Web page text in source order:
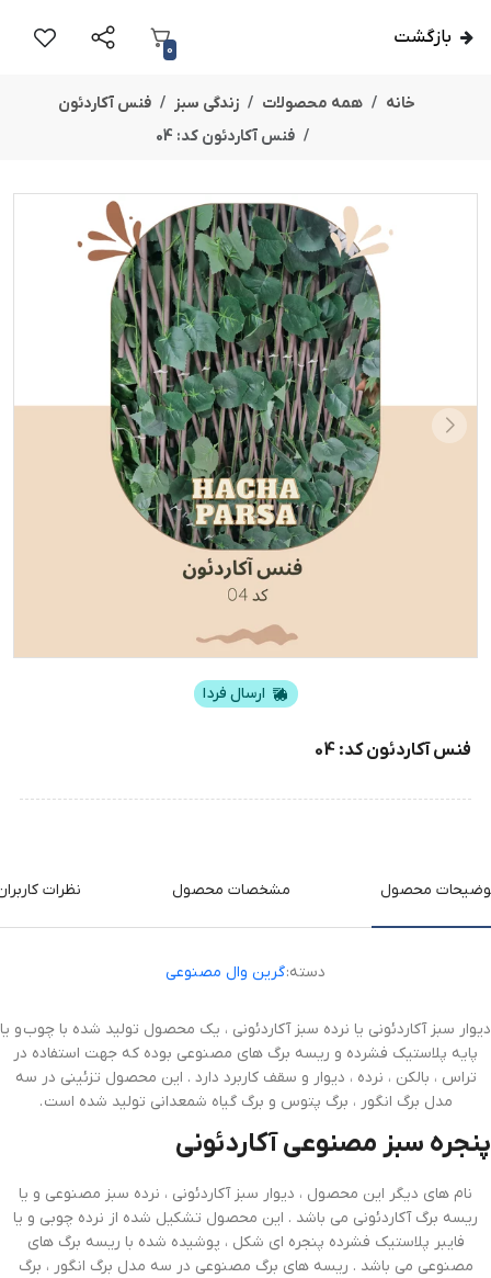
بازگشت
0
خانه همه محصولات زندگی سبز
فنس آکاردئون
فنس آکاردئون کد: 04
ارسال فردا
فنس آکاردئون کد: 04
محصول مشخصات محصول نظرات
دسته:گرین وال مصنوعی
دیوار سبز آکاردئونی یا نرده سبز آکاردئونی ، یک محصول تولید شده با چوب و یا
پایه پلاستیک فشرده و ریسه برگ های مصنوعی بوده که جهت استفاده در
تراس ، بالکن ، نرده ، دیوار و سقف کاربرد دارد . این محصول تزئینی در سه
مدل برگ انگور ، برگ پتوس و برگ گیاه شمعدانی تولید شده است .
پنجره سبز مصنوعی آکاردئونی
نام های دیگر این محصول ، دیوار سبز آکاردئونی ، نرده سبز مصنوعی و یا
ریسه برگ آکاردئونی می باشد . این محصول تشکیل شده از نرده چوبی و یا
فایبر پلاستیک فشرده پنجره ای شکل ، پوشیده شده با ریسه برگ های
مصنوعی می باشد . ریسه های برگ مصنوعی در سه مدل برگ انگور ، برگ